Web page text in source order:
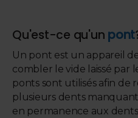
Qu'est-ce qu'un pont
Un pont est un appareil
combler le vide laissé par
ponts sont utilisés afin de
plusieurs dents
en permanence aux